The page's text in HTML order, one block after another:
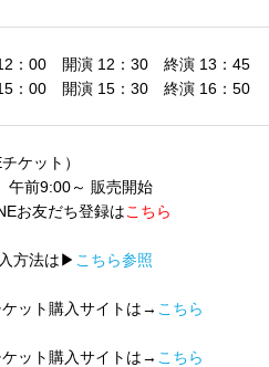
：00 開演 12：30 終演 13：45
：00 開演 15：30 終演 16：50
ケット）
午前9:00～ 販売開始
お友だち登録はこちら
方法は▶ こちら参照
ット購入サイトは→ こちら
ット購入サイトは→ こちら